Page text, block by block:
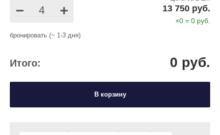
− + 13 750 руб.
×0 = 0 руб.
бронировать (~ 1-3 дня)
Итого: 0 руб.
В корзину